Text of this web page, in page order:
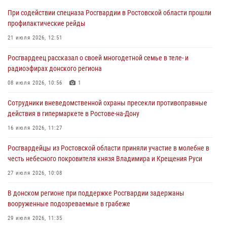
21 июля 2026, 12:51
В Ростовской области экипаж вневедомственной охраны задержал
17 июля 2026, 07:24
Сотрудники вневедомственной охраны пресекли противоправные
16 июля 2026, 11:27
Конкурс профессионального мастерства взрывотехников прошел в
15 июля 2026, 06:39
При содействии спецназа Росгвардии в Ростовской области прошли
профилактические рейды
21 июля 2026, 12:51
Росгвардеец рассказал о своей многодетной семье в теле- и
радиоэфирах донского региона
08 июля 2026, 10:56 1
Сотрудники вневедомственной охраны пресекли противоправные
действия в гипермаркете в Ростове-на-Дону
16 июля 2026, 11:27
Росгвардейцы из Ростовской области приняли участие в молебне в
честь небесного покровителя князя Владимира и Крещения Руси
27 июля 2026, 10:08
В донском регионе при поддержке Росгвардии задержаны
вооруженные подозреваемые в грабеже
29 июля 2026, 11:35